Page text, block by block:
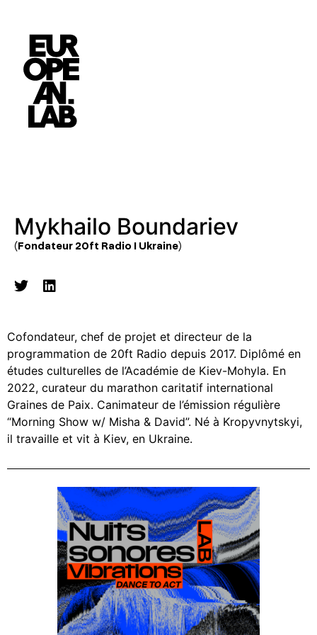
Mykhailo Boundariev
(Fondateur 20ft Radio I Ukraine)
Cofondateur, chef de projet et directeur de la
programmation de 20ft Radio depuis 2017. Diplômé en
études culturelles de l’Académie de Kiev-Mohyla. En
2022, curateur du marathon caritatif international
Graines de Paix. Canimateur de l’émission régulière
“Morning Show w/ Misha & David”. Né à Kropyvnytskyi,
il travaille et vit à Kiev, en Ukraine.